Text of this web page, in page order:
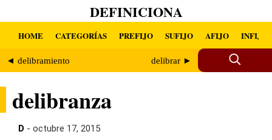
DEFINICIONA
HOME CATEGORÍAS PREFIJO SUFIJO AFIJO INFIJO
◄ delibramiento delibrar ►
delibranza
D - octubre 17, 2015